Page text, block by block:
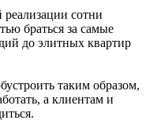
сотни
браться за самые
до элитных квартир
таким образом,
а клиентам и